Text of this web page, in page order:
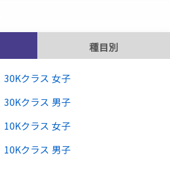
種目別
30Kクラス 女子
30Kクラス 男子
10Kクラス 女子
10Kクラス 男子